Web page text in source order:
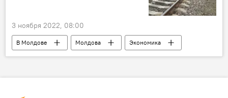
3 ноября 2022, 08:00
В Молдове Молдова
Экономика
железная дорога